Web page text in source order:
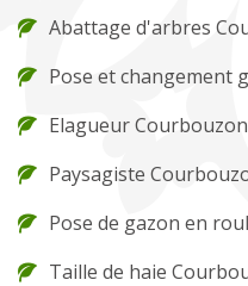
Abattage d'arbres
Pose et changement
Elagueur Courbouzon
Paysagiste
Pose de gazon en
Taille de haie